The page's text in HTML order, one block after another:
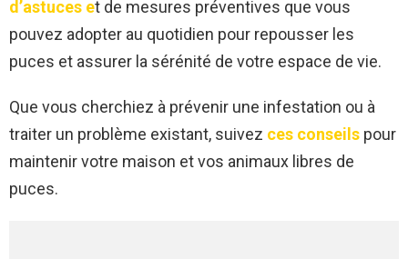
d’astuces et de mesures préventives que vous
pouvez adopter au quotidien pour repousser les
puces et assurer la sérénité de votre espace de vie.
Que vous cherchiez à prévenir une infestation ou à
traiter un problème existant, suivez ces conseils pour
maintenir votre maison et vos animaux libres de
puces.